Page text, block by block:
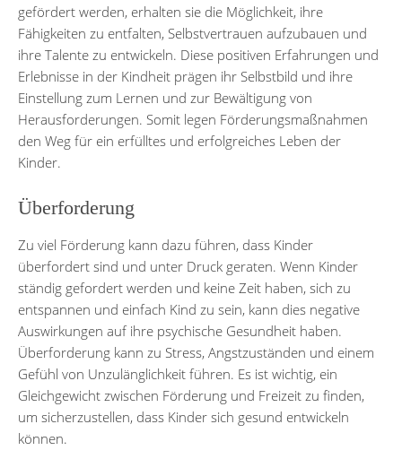
gefördert werden, erhalten sie die Möglichkeit, ihre
Fähigkeiten zu entfalten, Selbstvertrauen aufzubauen und
ihre Talente zu entwickeln. Diese positiven Erfahrungen und
Erlebnisse in der Kindheit prägen ihr Selbstbild und ihre
Einstellung zum Lernen und zur Bewältigung von
Herausforderungen. Somit legen Förderungsmaßnahmen
den Weg für ein erfülltes und erfolgreiches Leben der
Kinder.
Überforderung
Zu viel Förderung kann dazu führen, dass Kinder
überfordert sind und unter Druck geraten. Wenn Kinder
ständig gefordert werden und keine Zeit haben, sich zu
entspannen und einfach Kind zu sein, kann dies negative
Auswirkungen auf ihre psychische Gesundheit haben.
Überforderung kann zu Stress, Angstzuständen und einem
Gefühl von Unzulänglichkeit führen. Es ist wichtig, ein
Gleichgewicht zwischen Förderung und Freizeit zu finden,
um sicherzustellen, dass Kinder sich gesund entwickeln
können.